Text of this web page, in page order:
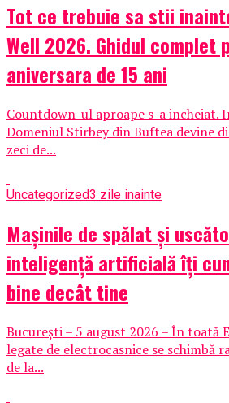
Tot ce trebuie sa stii
Well 2026. Ghidul complet
aniversara de 15 ani
Countdown-ul aproape s-a incheiat.
Domeniul Stirbey din Buftea devine
zeci de...
Uncategorized3 zile inainte
Mașinile de spălat și
inteligență artificială îți
bine decât tine
București – 5 august 2026 – În toată
legate de electrocasnice se schimbă
de la...